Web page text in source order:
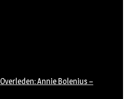
Overleden: Annie Bolenius –